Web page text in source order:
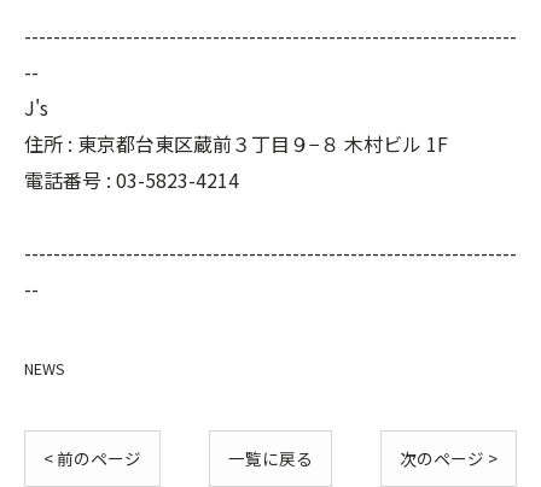
--------------------------------------------------------------------
--
J's
住所 : 東京都台東区蔵前３丁目９−８ 木村ビル 1F
電話番号 : 03-5823-4214
--------------------------------------------------------------------
--
NEWS
< 前のページ 一覧に戻る 次のページ >